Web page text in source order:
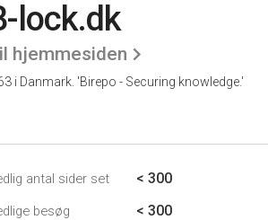
lock.dk
hjemmesiden
i Danmark. 'Birepo - Securing knowledge.'
antal sider set < 300
besøg < 300